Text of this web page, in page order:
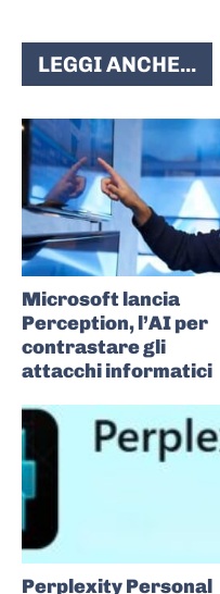
LEGGI ANCHE...
Microsoft lancia
Perception, l’AI per
contrastare gli
attacchi informatici
Perplexity Personal